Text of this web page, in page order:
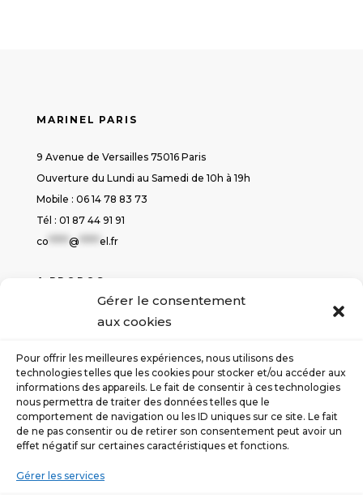
Gérer le consentement
aux cookies
Pour offrir les meilleures expériences, nous utilisons des
technologies telles que les cookies pour stocker et/ou accéder aux
informations des appareils. Le fait de consentir à ces technologies
nous permettra de traiter des données telles que le
comportement de navigation ou les ID uniques sur ce site. Le fait
de ne pas consentir ou de retirer son consentement peut avoir un
effet négatif sur certaines caractéristiques et fonctions.
Gérer les services
MARINEL PARIS
9 Avenue de Versailles 75016 Paris
Ouverture du Lundi au Samedi de 10h à 19h
Mobile : 06 14 78 83 73
Tél : 01 87 44 91 91
co ***** @ ***** el.fr
A PROPOS
Contact
SUIVEZ-NOUS